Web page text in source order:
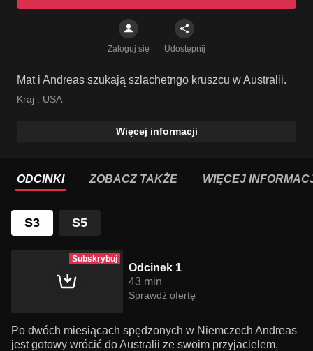
Zaloguj się Udostępnij
Mat i Andreas szukają szlachetngo kruszcu w Australii.
Kraj : USA
Więcej informacji
ODCINKI ZOBACZ TAKŻE WIĘCEJ
S3 S5
Subskrybuj
Odcinek 1
43 min
Sprawdź ofertę
Po dwóch miesiącach spędzonych w Niemczech Andreas
jest gotowy wrócić do Australii ze swoim przyjacielem,